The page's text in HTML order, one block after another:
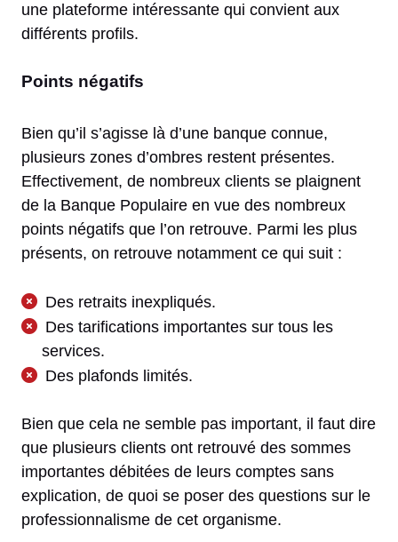
une plateforme intéressante qui convient aux
différents profils.
Points négatifs
Bien qu’il s’agisse là d’une banque connue,
plusieurs zones d’ombres restent présentes.
Effectivement, de nombreux clients se plaignent
de la Banque Populaire en vue des nombreux
points négatifs que l’on retrouve. Parmi les plus
présents, on retrouve notamment ce qui suit :
Des retraits inexpliqués.
Des tarifications importantes sur tous les
services.
Des plafonds limités.
Bien que cela ne semble pas important, il faut dire
que plusieurs clients ont retrouvé des sommes
importantes débitées de leurs comptes sans
explication, de quoi se poser des questions sur le
professionnalisme de cet organisme.